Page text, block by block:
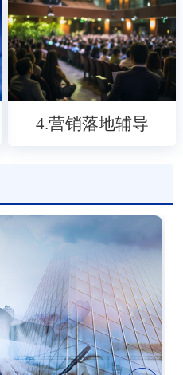
4.营销落地辅导